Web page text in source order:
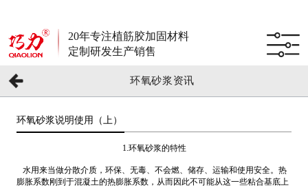
20年专注植筋胶加固材料
定制研发生产销售
环氧砂浆资讯
环氧砂浆说明使用（上）
1.环氧砂浆的特性
水用来当做分散介质，环保、无毒、不会燃、储存、运输和使用安全。热
膨胀系数刚到于混凝土的热膨胀系数，从而因此不可能从这一些粘合基底上